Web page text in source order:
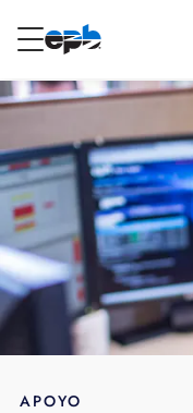
RESIDENCIAL
Internet
Energía
Televisión
principal
APOYO